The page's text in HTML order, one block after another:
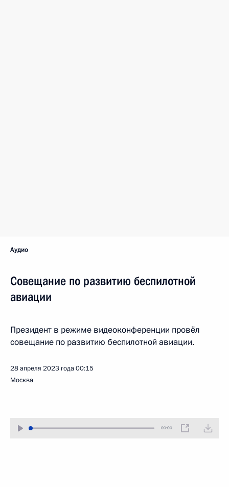
Аудио
Совещание по развитию беспилотной
авиации
Президент в режиме видеоконференции провёл
совещание по развитию беспилотной авиации.
28 апреля 2023 года00:15
Москва
00:00